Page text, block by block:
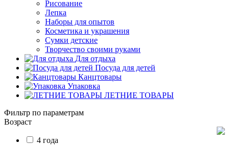
Рисование
Лепка
Наборы для опытов
Косметика и украшения
Сумки детские
Творчество своими руками
Для отдыха
Посуда для детей
Канцтовары
Упаковка
ЛЕТНИЕ ТОВАРЫ
Фильтр по параметрам
Возраст
4 года